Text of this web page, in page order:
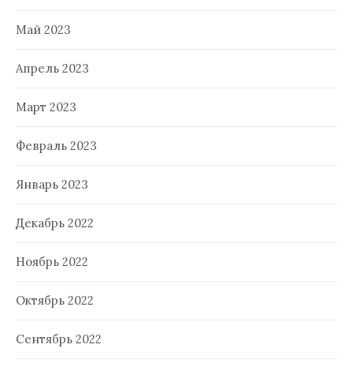
Май 2023
Апрель 2023
Март 2023
Февраль 2023
Январь 2023
Декабрь 2022
Ноябрь 2022
Октябрь 2022
Сентябрь 2022